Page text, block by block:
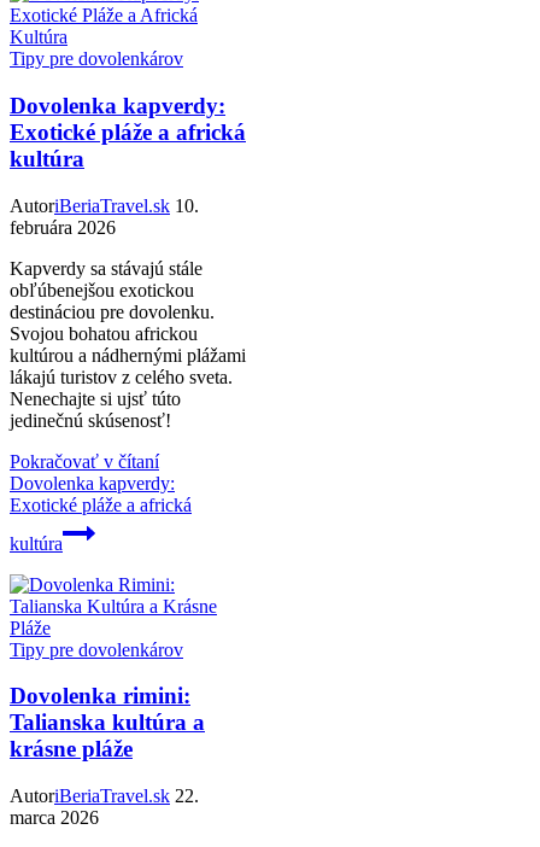
Tipy pre dovolenkárov
Dovolenka kapverdy:
Exotické pláže a africká
kultúra
AutoriBeriaTravel.sk 10.
februára 2026
Kapverdy sa stávajú stále
obľúbenejšou exotickou
destináciou pre dovolenku.
Svojou bohatou africkou
kultúrou a nádhernými plážami
lákajú turistov z celého sveta.
Nenechajte si ujsť túto
jedinečnú skúsenosť!
Pokračovať v čítaní
Dovolenka kapverdy:
Exotické pláže a africká
kultúra
Tipy pre dovolenkárov
Dovolenka rimini:
Talianska kultúra a
krásne pláže
AutoriBeriaTravel.sk 22.
marca 2026